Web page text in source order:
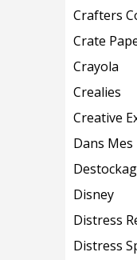
Crafters
Crate
Crayola
Crealies
Creative
Dans
Disney
Distress
Distress